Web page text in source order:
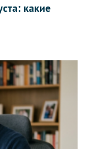
какие